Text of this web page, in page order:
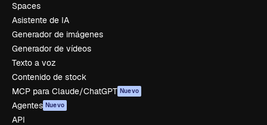
Spaces
Asistente de IA
Generador de imágenes
Generador de vídeos
Texto a voz
Contenido de stock
MCP para Claude/ChatGPT Nuevo
Agentes Nuevo
API